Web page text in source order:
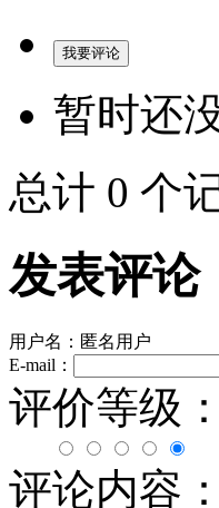
暂时还
总计 0 个
发表评论
用户名：匿名用户
E-mail：
评价等级：
评论内容：